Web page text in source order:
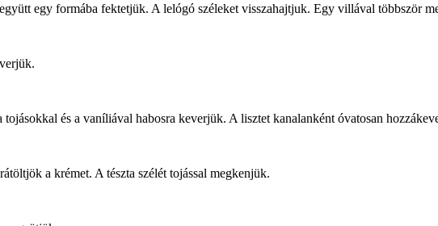
egy formába fektetjük. A lelógó széleket visszahajtjuk. Egy villával többször
tojásokkal és a vaníliával habosra keverjük. A lisztet kanalanként óvatosan
a krémet. A tészta szélét tojással megkenjük.